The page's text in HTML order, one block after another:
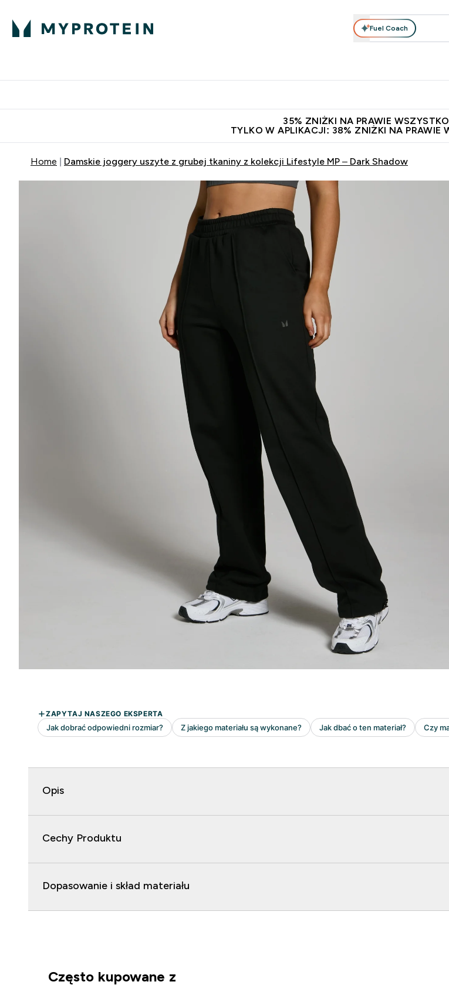
Fuel Coach
35% ZNIŻKI NA PRAWIE
TYLKO W APLIKACJI: 38% ZNIŻKI NA PRAWIE
Home Damskie joggery uszyte z grubej tkaniny z kolekcji Lifestyle MP – Dark Shadow
Opis
Cechy Produktu
Dopasowanie i skład materiału
Często kupowane z